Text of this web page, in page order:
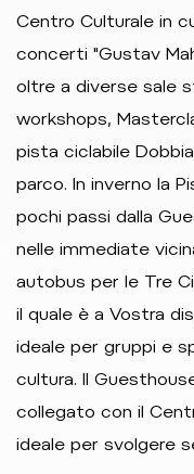
Centro Culturale in
concerti "Gustav
oltre a diverse sale
workshops,
pista ciclabile
parco. In inverno la
pochi passi dalla
nelle immediate
autobus per le Tre
il quale è a Vostra
ideale per gruppi e
cultura. Il
collegato con il
ideale per svolgere